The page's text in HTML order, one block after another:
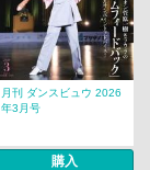
月刊 ダンスビュウ 2026
年3月号
購入